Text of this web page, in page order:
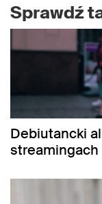
Sprawdź
Debiutancki
streamingach